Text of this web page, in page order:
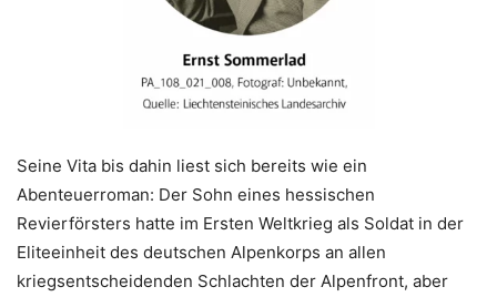
Seine Vita bis dahin liest sich bereits wie ein
Abenteuerroman: Der Sohn eines hessischen
Revierförsters hatte im Ersten Weltkrieg als Soldat in der
Eliteeinheit des deutschen Alpenkorps an allen
kriegsentscheidenden Schlachten der Alpenfront, aber